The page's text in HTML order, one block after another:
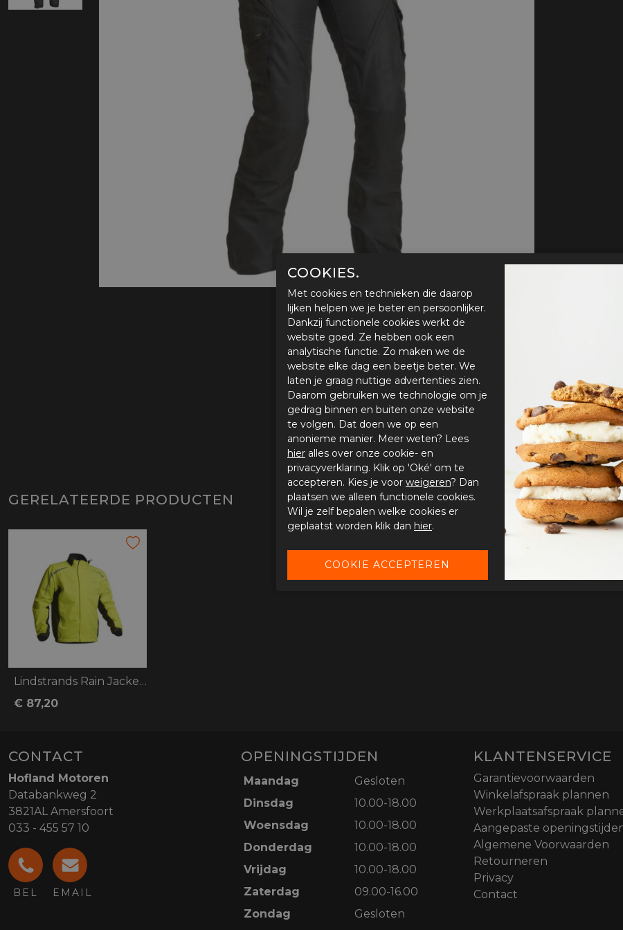
GERELATEERDE PRODUCTEN
Lindstrands Rain Jacket DW+
€ 87,20
CONTACT
Hofland Motoren
Databankweg 2
3821AL Amersfoort
033 - 455 57 10
BEL EMAIL
OPENINGSTIJDEN
Maandag
Gesloten
Dinsdag
10.00-18.00
Woensdag
10.00-18.00
Donderdag
10.00-18.00
Vrijdag
10.00-18.00
Zaterdag
09.00-16.00
Zondag
Gesloten
KLANTENSERVICE
Garantievoorwaarden
Winkelafspraak plannen
Werkplaatsafspraak
Aangepaste
Algemene Voorwaarden
Retourneren
Privacy
Contact
COOKIES.
Met cookies en technieken die daarop
lijken helpen we je beter en persoonlijker.
Dankzij functionele cookies werkt de
website goed. Ze hebben ook een
analytische functie. Zo maken we de
website elke dag een beetje beter. We
laten je graag nuttige advertenties zien.
Daarom gebruiken we technologie om je
gedrag binnen en buiten onze website
te volgen. Dat doen we op een
anonieme manier. Meer weten? Lees
hier alles over onze cookie- en
privacyverklaring. Klik op 'Oké' om te
accepteren. Kies je voor weigeren? Dan
plaatsen we alleen functionele cookies.
Wil je zelf bepalen welke cookies er
geplaatst worden klik dan hier.